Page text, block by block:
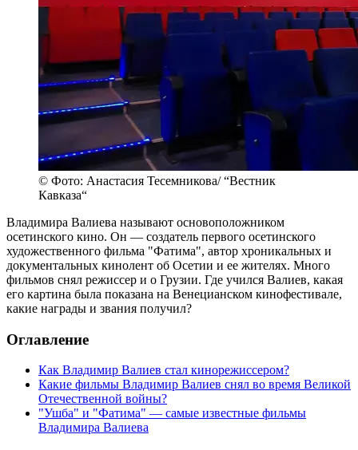
© Фото: Анастасия Тесемникова/ “Вестник
Кавказа“
Владимира Валиева называют основоположником
осетинского кино. Он — создатель первого осетинского
художественного фильма "Фатима", автор хроникальных и
документальных кинолент об Осетии и ее жителях. Много
фильмов снял режиссер и о Грузии. Где учился Валиев, какая
его картина была показана на Венецианском кинофестивале,
какие награды и звания получил?
Оглавление
Как Владимир Валиев стал кинорежиссером?
Какие фильмы Владимир Валиев снял во время Великой
Отечественной войны?
"Ушба" и "Фатима" — самые известные фильмы
Владимира Валиева